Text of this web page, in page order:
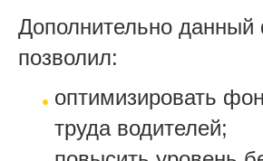
Дополнительно данный
позволил:
оптимизировать
труда водителей;